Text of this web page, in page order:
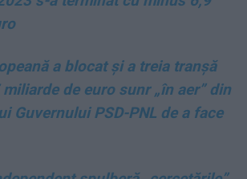
a blocat și a treia tranșă
miliarde de euro sunr „în aer” din
Guvernului PSD-PNL de a face